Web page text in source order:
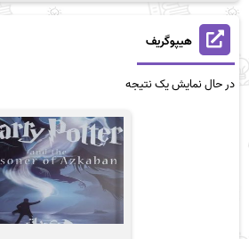
هیپوگریف
در حال نمایش یک نتیجه